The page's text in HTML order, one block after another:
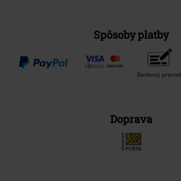
Spôsoby platby
Bankový prevod
Doprava